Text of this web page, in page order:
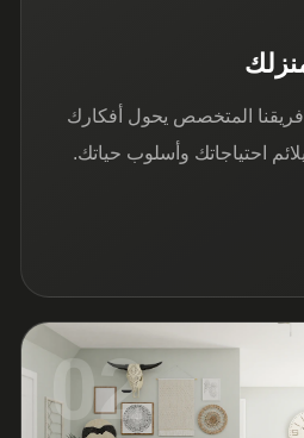
المتخصص يحول أفكارك
احتياجاتك وأسلوب حياتك.
02